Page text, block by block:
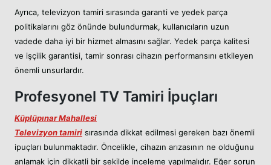
Ayrıca, televizyon tamiri sırasında garanti ve yedek parça
politikalarını göz önünde bulundurmak, kullanıcıların uzun
vadede daha iyi bir hizmet almasını sağlar. Yedek parça kalitesi
ve işçilik garantisi, tamir sonrası cihazın performansını etkileyen
önemli unsurlardır.
Profesyonel TV Tamiri İpuçları
Küplüpınar Mahallesi
Televizyon tamiri sırasında dikkat edilmesi gereken bazı önemli
ipuçları bulunmaktadır. Öncelikle, cihazın arızasının ne olduğunu
anlamak için dikkatli bir şekilde inceleme yapılmalıdır. Eğer sorun